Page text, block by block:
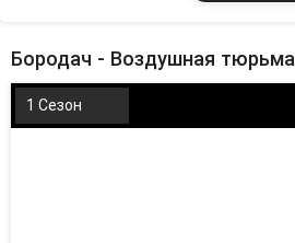
Бородач - Воздушная тюрьма
1 Сезон